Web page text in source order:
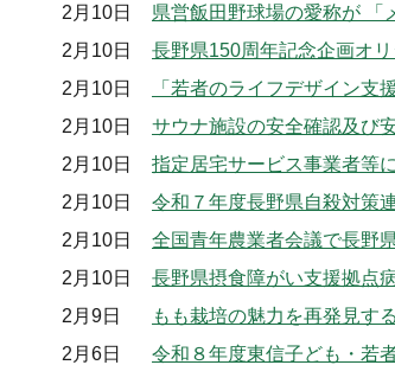
2月10日
県営飯田野球場の愛称が 「
2月10日
長野県150周年記念企画オ
2月10日
「若者のライフデザイン支
2月10日
サウナ施設の安全確認及び
2月10日
指定居宅サービス事業者等
2月10日
令和７年度長野県自殺対策
2月10日
全国青年農業者会議で長野
2月10日
長野県摂食障がい支援拠点
2月9日
もも栽培の魅力を再発見す
2月6日
令和８年度東信子ども・若